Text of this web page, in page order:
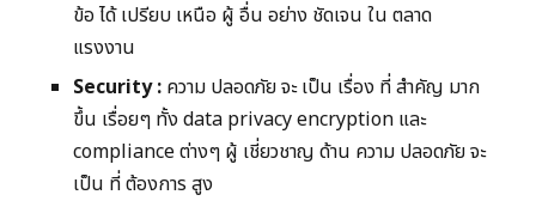
ข้อ ได้ เปรียบ เหนือ ผู้ อื่น อย่าง ชัดเจน ใน ตลาด
แรงงาน
Security : ความ ปลอดภัย จะ เป็น เรื่อง ที่ สำคัญ มาก
ขึ้น เรื่อยๆ ทั้ง data privacy encryption และ
compliance ต่างๆ ผู้ เชี่ยวชาญ ด้าน ความ ปลอดภัย จะ
เป็น ที่ ต้องการ สูง